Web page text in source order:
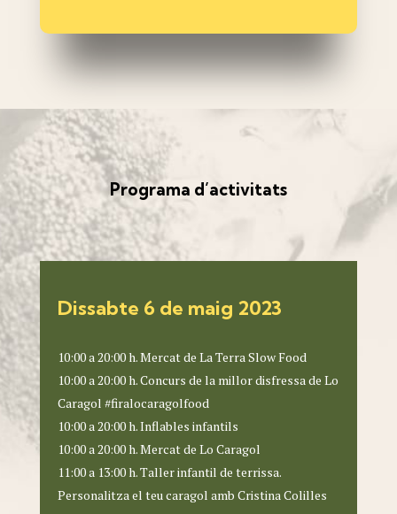
Programa d’activitats
Dissabte 6 de maig 2023
10:00 a 20:00 h. Mercat de La Terra Slow Food
10:00 a 20:00 h. Concurs de la millor disfressa de Lo
Caragol #firalocaragolfood
10:00 a 20:00 h. Inflables infantils
10:00 a 20:00 h. Mercat de Lo Caragol
11:00 a 13:00 h. Taller infantil de terrissa.
Personalitza el teu caragol amb Cristina Colilles